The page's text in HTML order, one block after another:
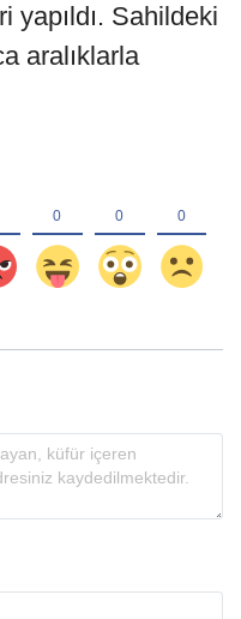
yapıldı. Sahildeki
aralıklarla